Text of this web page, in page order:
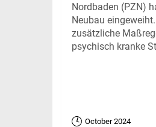
Nordbaden (PZN)
Neubau
zusätzliche
psychisch kranke
October 2024